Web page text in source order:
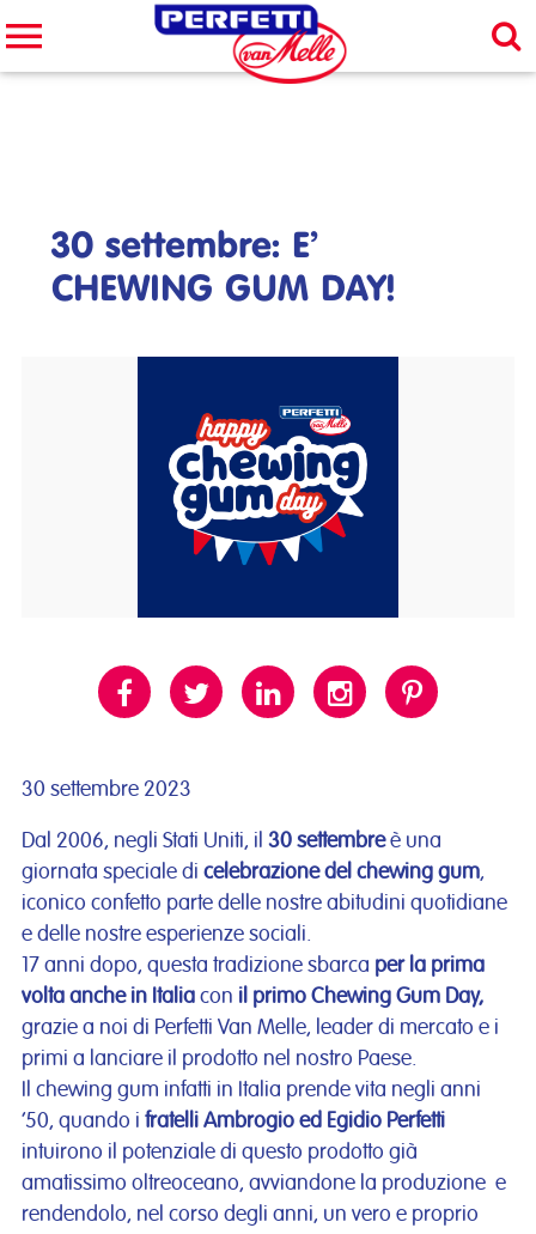
Cerca nel sito
30 settembre: E’
CHEWING GUM DAY!
30 settembre 2023
Dal 2006, negli Stati Uniti, il 30 settembreè una
giornata speciale di celebrazione del chewing gum,
iconico confetto parte delle nostre abitudini quotidiane
e delle nostre esperienze sociali.
17 anni dopo, questa tradizione sbarca per la prima
volta anche in Italiacon il primo Chewing Gum Day,
grazie a noi di Perfetti Van Melle, leader di mercato e i
primi a lanciare il prodotto nel nostro Paese.
Il chewing gum infatti in Italia prende vita negli anni
’50, quando i fratelli Ambrogio ed Egidio Perfetti
intuirono il potenziale di questo prodotto già
amatissimo oltreoceano, avviandone la produzione e
rendendolo, nel corso degli anni, un vero e proprio